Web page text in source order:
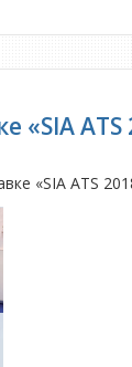
«SIA ATS
«SIA ATS